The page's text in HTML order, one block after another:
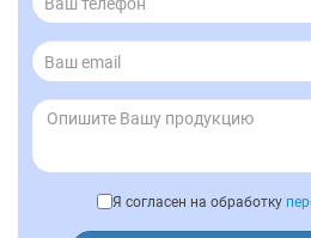
Я согласен на обработку